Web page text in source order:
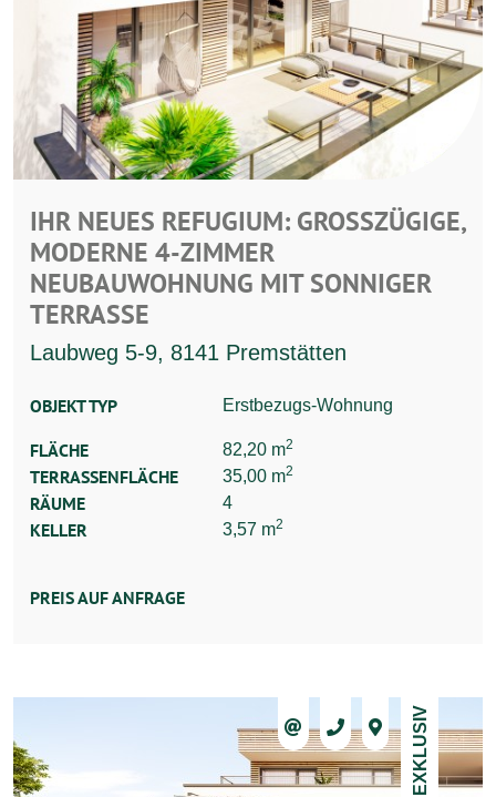
IHR NEUES REFUGIUM: GROSSZÜGIGE, M
ODERNE 4-ZIMMER N
EUBAUWOHNUNG MIT SONNIGER T
ERRASSE
Laubweg 5-9, 8141 Premstätten
OBJEKT TYP Erstbezugs-Wohnung
FLÄCHE 82,20 m2
TERRASSENFLÄCHE 35,00 m2
RÄUME 4
KELLER 3,57 m2
PREIS AUF ANFRAGE
EXKLUSIV